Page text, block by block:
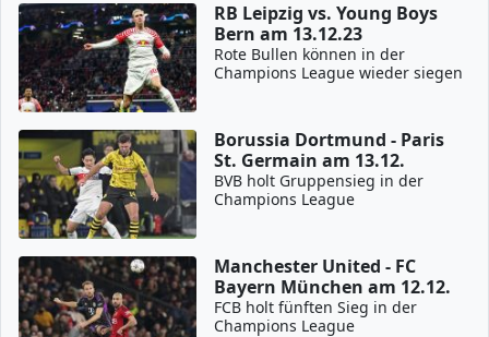
RB Leipzig vs. Young Boys
Bern am 13.12.23
Rote Bullen können in der
Champions League wieder siegen
Borussia Dortmund - Paris
St. Germain am 13.12.
BVB holt Gruppensieg in der
Champions League
Manchester United - FC
Bayern München am 12.12.
FCB holt fünften Sieg in der
Champions League